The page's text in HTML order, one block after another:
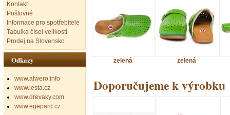
zelená zelená
Doporučujeme k výrobku
Kontakt
Poštovné
Informace pro spotřebitele
Tabulka čísel velikostí
Prodej na Slovensko
Odkazy
www.alwero.info
www.lesta.cz
www.drevaky.com
www.egepard.cz